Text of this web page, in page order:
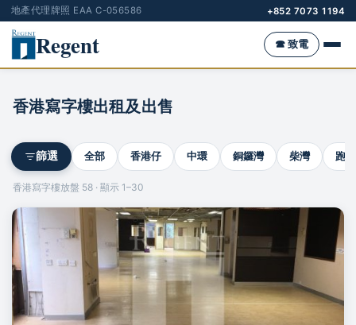
地產代理牌照 EAA C-056586 +852 7073 1194
Regent ☎ 致電
香港寫字樓出租及出售
篩選 全部 香港仔 中環 銅鑼灣 柴灣 跑
香港寫字樓放盤 58 · 顯示 1–30